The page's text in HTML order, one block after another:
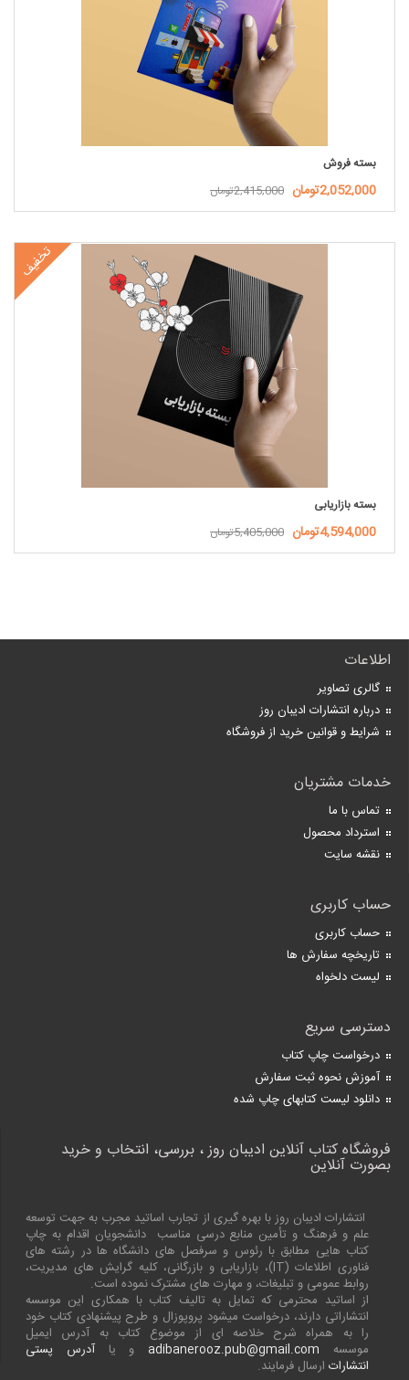
بسته فروش
2,052,000تومان 2,415,000تومان
تخفیف
بسته بازاریابی
4,594,000تومان 5,405,000تومان
اطلاعات
گالری تصاویر
درباره انتشارات ادیبان روز
شرایط و قوانین خرید از فروشگاه
خدمات مشتریان
تماس با ما
استرداد محصول
نقشه سایت
حساب کاربری
حساب کاربری
تاریخچه سفارش ها
لیست دلخواه
دسترسی سریع
درخواست چاپ کتاب
آموزش نحوه ثبت سفارش
دانلود لیست کتابهای چاپ شده
فروشگاه کتاب آنلاین ادیبان روز ، بررسی، انتخاب و خرید
بصورت آنلاین
انتشارات ادیبان روز با بهره گیری از تجارب اساتید مجرب به جهت توسعه
علم و فرهنگ و تأمین منابع درسی مناسب دانشجویان اقدام به چاپ
کتاب هایی مطابق با رئوس و سرفصل های دانشگاه ها در رشته های
فناوری اطلاعات (IT)، بازاریابی و بازرگانی، کلیه گرایش های مدیریت،
روابط عمومی و تبلیغات، و مهارت های مشترک نموده است.
از اساتید محترمی که تمایل به تالیف کتاب با همکاری این موسسه
انتشاراتی دارند، درخواست میشود پروپوزال و طرح پیشنهادی کتاب خود
را به همراه شرح خلاصه ای از موضوع کتاب به آدرس ایمیل
موسسه adibanerooz.pub@gmail.comو یاآدرس پستی
انتشارات ارسال فرمایند.